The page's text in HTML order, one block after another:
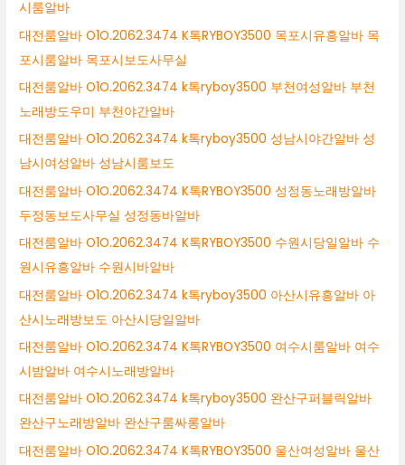
시룸알바
대전룸알바 O1O.2062.3474 K톡RYBOY3500 목포시유흥알바 목
포시룸알바 목포시보도사무실
대전룸알바 O1O.2062.3474 k톡ryboy3500 부천여성알바 부천
노래방도우미 부천야간알바
대전룸알바 O1O.2062.3474 k톡ryboy3500 성남시야간알바 성
남시여성알바 성남시룸보도
대전룸알바 O1O.2062.3474 K톡RYBOY3500 성정동노래방알바
두정동보도사무실 성정동바알바
대전룸알바 O1O.2062.3474 K톡RYBOY3500 수원시당일알바 수
원시유흥알바 수원시바알바
대전룸알바 O1O.2062.3474 k톡ryboy3500 아산시유흥알바 아
산시노래방보도 아산시당일알바
대전룸알바 O1O.2062.3474 K톡RYBOY3500 여수시룸알바 여수
시밤알바 여수시노래방알바
대전룸알바 O1O.2062.3474 k톡ryboy3500 완산구퍼블릭알바
완산구노래방알바 완산구룸싸롱알바
대전룸알바 O1O.2062.3474 K톡RYBOY3500 울산여성알바 울산